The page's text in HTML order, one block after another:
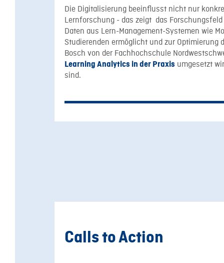
Die Digitalisierung beeinflusst nicht nur
Lernforschung - das zeigt das
Daten aus Lern-Management-Systemen wie
Studierenden ermöglicht und zur Optimierung
Bosch von der Fachhochschule
Learning Analytics in der Praxis umgesetzt
sind.
Calls to Action